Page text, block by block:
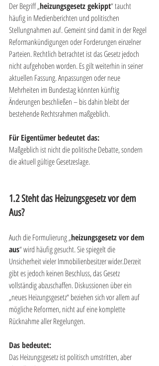
Der Begriff „heizungsgesetz gekippt“ taucht
häufig in Medienberichten und politischen
Stellungnahmen auf. Gemeint sind damit in der Regel
Reformankündigungen oder Forderungen einzelner
Parteien. Rechtlich betrachtet ist das Gesetz jedoch
nicht aufgehoben worden. Es gilt weiterhin in seiner
aktuellen Fassung. Anpassungen oder neue
Mehrheiten im Bundestag könnten künftig
Änderungen beschließen – bis dahin bleibt der
bestehende Rechtsrahmen maßgeblich.
Für Eigentümer bedeutet das:
Maßgeblich ist nicht die politische Debatte, sondern
die aktuell gültige Gesetzeslage.
1.2 Steht das Heizungsgesetz vor dem
Aus?
Auch die Formulierung „heizungsgesetz vor dem
aus“ wird häufig gesucht. Sie spiegelt die
Unsicherheit vieler Immobilienbesitzer wider.Derzeit
gibt es jedoch keinen Beschluss, das Gesetz
vollständig abzuschaffen. Diskussionen über ein
„neues Heizungsgesetz“ beziehen sich vor allem auf
mögliche Reformen, nicht auf eine komplette
Rücknahme aller Regelungen.
Das bedeutet:
Das Heizungsgesetz ist politisch umstritten, aber